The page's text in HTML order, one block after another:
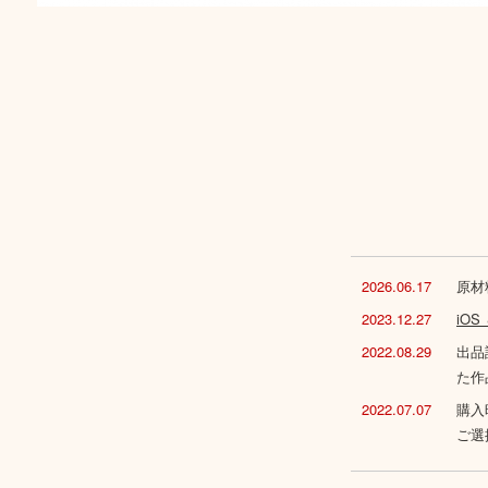
2026.06.17
原
2023.12.27
iOS
2022.08.29
出
た
2022.07.07
購
ご